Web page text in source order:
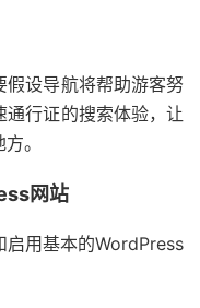
假设导航将帮助游客努
通行证的搜索体验，让
。
网站
启用基本的WordPress